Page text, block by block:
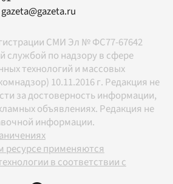
gazeta@gazeta.ru
СМИ Эл № ФС77-67642
службой по надзору в сфере
технологий и массовых
10.11.2016 г. Редакция не
за достоверность информации,
объявлениях. Редакция не
информации.
применяются
в соответствии с